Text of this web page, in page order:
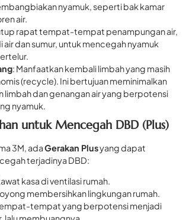
nyamuk, seperti bak kamar
air.
rapat tempat-tempat penampungan air,
dan sumur, untuk mencegah nyamuk
: Manfaatkan kembali limbah yang masih
(recycle). Ini bertujuan meminimalkan
limbah dan genangan air yang berpotensi
nyamuk.
untuk Mencegah DBD (Plus)
3M, adaGerakan Plusyang dapat
terjadinya DBD:
kasa di ventilasi rumah.
membersihkan lingkungan rumah.
tempat yang berpotensi menjadi